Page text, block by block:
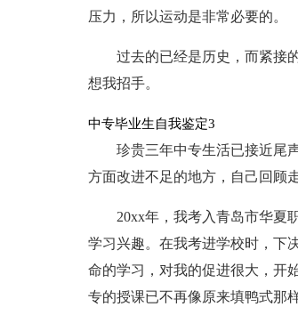
压力，所以运动是非常必要的。
过去的已经是历史，而紧接
想我招手。
中专毕业生自我鉴定3
珍贵三年中专生活已接近尾
方面改进不足的地方，自己回顾
20xx年，我考入青岛市华夏
学习兴趣。在我考进学校时，下
命的学习，对我的促进很大，开
专的授课已不再像原来填鸭式那